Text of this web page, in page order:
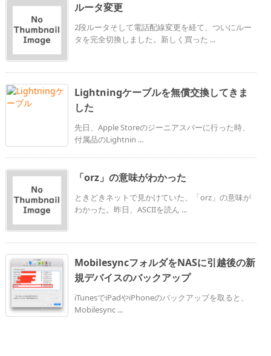
ルータ変更
2段ルータそして電話配線変更を経て、ついにルー
タを完全切換しました。新しく買った ...
Lightningケーブルを無償交換してきま
した
先日、Apple Storeのジーニアスバーに行った時、
付属品のLightnin ...
「orz」の意味がわかった
ときどきネットで見かけていた、「orz」の意味が
わかった。昨日、ASCIIを読ん ...
MobilesyncフォルダをNASに引越後の新
規デバイスのバックアップ
iTunesでiPadやiPhoneのバックアップを取ると、
Mobilesync ...